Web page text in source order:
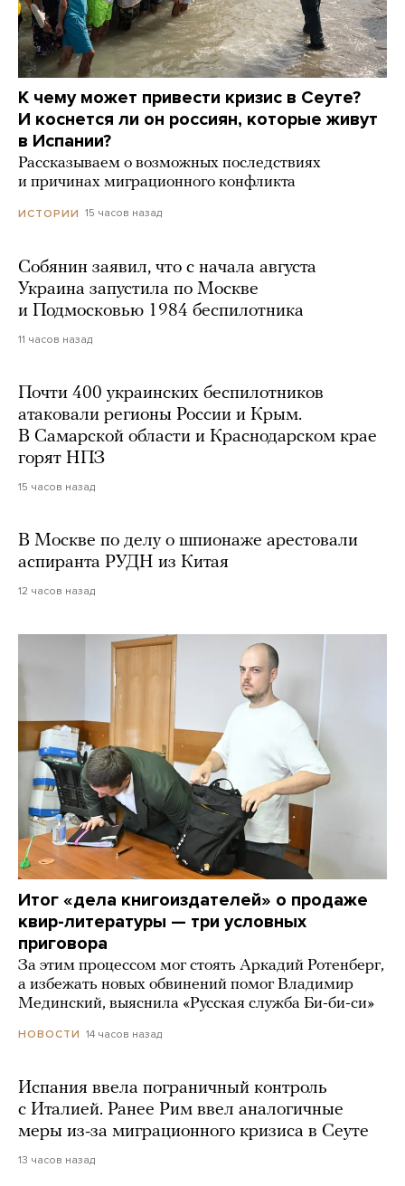
К чему может привести кризис в Сеуте?
И коснется ли он россиян, которые живут
в Испании?
Рассказываем о возможных последствиях
и причинах миграционного конфликта
ИСТОРИИ 15 часов назад
Собянин заявил, что с начала августа
Украина запустила по Москве
и Подмосковью 1984 беспилотника
11 часов назад
Почти 400 украинских беспилотников
атаковали регионы России и Крым.
В Самарской области и Краснодарском крае
горят НПЗ
15 часов назад
В Москве по делу о шпионаже арестовали
аспиранта РУДН из Китая
12 часов назад
Итог «дела книгоиздателей» о продаже
квир-литературы — три условных
приговора
За этим процессом мог стоять Аркадий Ротенберг,
а избежать новых обвинений помог Владимир
Мединский, выяснила «Русская служба Би-би-си»
НОВОСТИ 14 часов назад
Испания ввела пограничный контроль
с Италией. Ранее Рим ввел аналогичные
меры из-за миграционного кризиса в Сеуте
13 часов назад